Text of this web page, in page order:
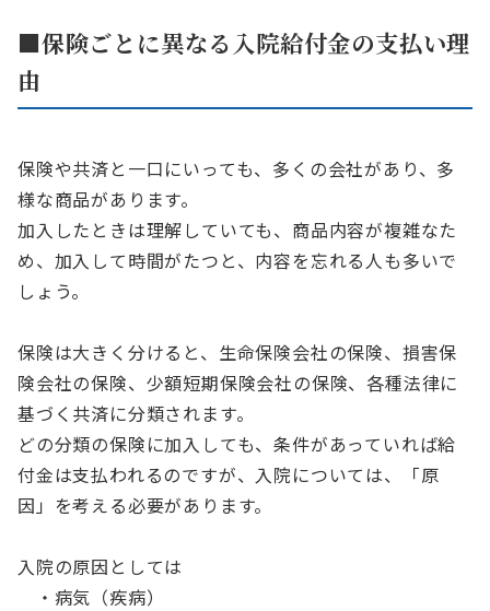
■保険ごとに異なる入院給付金の支払い理
由
保険や共済と一口にいっても、多くの会社があり、多
様な商品があります。
加入したときは理解していても、商品内容が複雑なた
め、加入して時間がたつと、内容を忘れる人も多いで
しょう。
保険は大きく分けると、生命保険会社の保険、損害保
険会社の保険、少額短期保険会社の保険、各種法律に
基づく共済に分類されます。
どの分類の保険に加入しても、条件があっていれば給
付金は支払われるのですが、入院については、「原
因」を考える必要があります。
入院の原因としては
・病気（疾病）